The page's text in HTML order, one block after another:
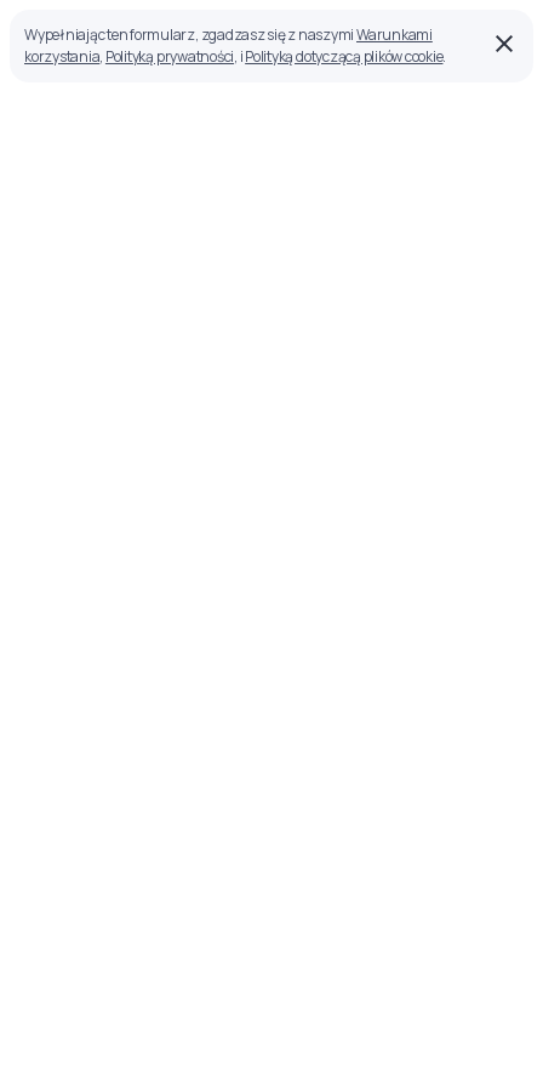
Wypełniając ten formularz, zgadzasz się z naszymiWarunkami
korzystania, Polityką prywatności, iPolityką dotyczącą plików cookie.